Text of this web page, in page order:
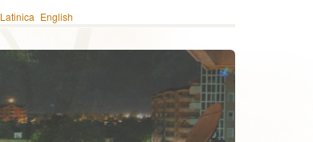
Latinica English